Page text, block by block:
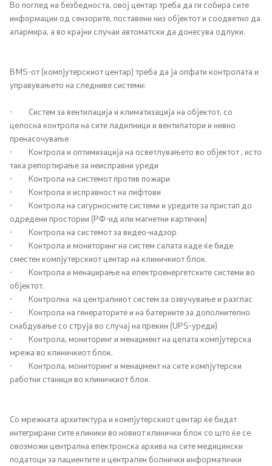
Соопштенија
Интервјуа
Слободен пристап до информации од јавен карактер
Листа на информации од јавен карактер
Анкети
Флаери
Доктори од дијаспората – изразување интерес
Колумни
Контакт
Контакт
Одделение за односи со јавноста
Заштитено внатрешно пријавување
Во поглед на безбедноста, овој центар треба да ги собира сите
информации од сензорите, поставени низ објектот и соодветно да
алармира, а во крајни случаи автоматски да донесува одлуки.
BMS-от (компјутерскиот центар) треба да ја опфати контролата и
управувањето на следниве системи:
· Систем за вентилација и климатизација на објектот, со
целосна контрола на сите ладилници и вентилатори и нивно
пренасочување
· Контрола и оптимизација на осветлувањето во објектот , исто
така репортирање за неисправни уреди
· Контрола на системот против пожари
· Контрола и исправност на лифтови
· Контрола на сигурносните системи и уредите за пристап до
одредени простории (РФ-ид или магнетни картички)
· Контрола на системот за видео-надзор
· Контрола и мониторинг на систем салата каде ќе биде
сместен компјутерскиот центар на клиничкиот блок.
· Контрола и менаџирање на електроенергетските системи во
објектот.
· Контролна на централниот систем за озвучување и разглас
· Контрола на генераторите и на батериите за дополнително
снабдување со струја во случај на прекин (UPS-уреди)
· Контрола, мониторинг и менаџмент на целата компјутерска
мрежа во клиничкиот блок.
· Контрола, мониторинг и менаџмент на сите компјутерски
работни станици во клиничкиот блок.
Со мрежната архитектура и компјутерскиот центар ќе бидат
интегрирани сите клиники во новиот клинички блок со што ќе се
овозможи централна електронска архива на сите медицински
податоци за пациентите и централен болнички информатички